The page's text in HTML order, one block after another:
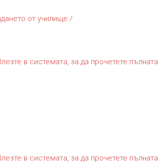
от училище /
в системата, за да прочетете пълната
в системата, за да прочетете пълната